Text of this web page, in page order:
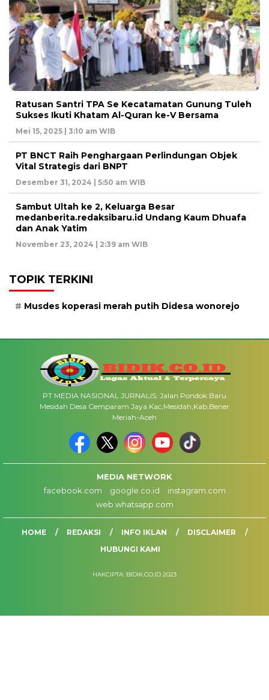
Ratusan Santri TPA Se Kecatamatan Gunung Tuleh
Sukses Ikuti Khatam Al-Quran ke-V Bersama
Mei 15, 2025 | 3:10 am WIB
PT BNCT Raih Penghargaan Perlindungan Objek
Vital Strategis dari BNPT
Desember 31, 2024 | 5:50 am WIB
Sambut Ultah ke 2, Keluarga Besar
medanberita.redaksibaru.id Undang Kaum Dhuafa
dan Anak Yatim
November 23, 2024 | 2:39 am WIB
TOPIK TERKINI
Musdes koperasi merah putih Didesa wonorejo
PT MEDIA NASIONAL JURNALIS: Jalan Pondok Baru
Mesidah Desa Cemparam Jaya Kac,Mesidah,Kab,Bener
Meriah-Aceh
MEDIA NETWORK
facebook.com
google.co.id
instagram.com
web.whatsapp.com
HOME REDAKSI INFO IKLAN
DISCLAIMER
HUBUNGI KAMI
HAKCIPTA: BIDIK.CO.ID 2023